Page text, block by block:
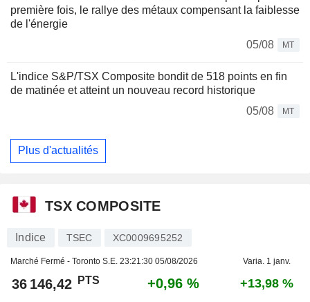
première fois, le rallye des métaux compensant la faiblesse
de l'énergie
05/08
MT
L'indice S&P/TSX Composite bondit de 518 points en fin
de matinée et atteint un nouveau record historique
05/08
MT
Plus d'actualités
TSX COMPOSITE
Indice TSEC XC0009695252
Marché Fermé - Toronto S.E. 23:21:30 05/08/2026 Varia. 1 janv.
36 146,42 PTS +0,96 % +13,98 %